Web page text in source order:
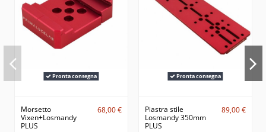
Pronta consegna
Morsetto
Vixen+Losmandy
PLUS
68,00 €
Pronta consegna
Piastra stile
Losmandy 350mm
PLUS
89,00 €